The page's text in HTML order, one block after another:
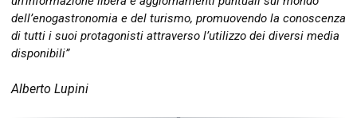
dell’enogastronomia e del turismo, promuovendo la conoscenza
di tutti i suoi protagonisti attraverso l’utilizzo dei diversi media
disponibili”
Alberto Lupini